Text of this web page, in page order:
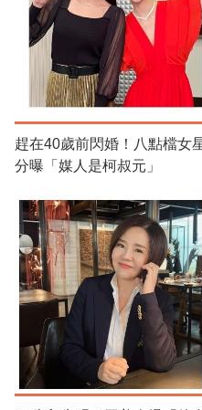
趕在40歲前閃婚！八點檔
分曝「媒人是柯叔元」